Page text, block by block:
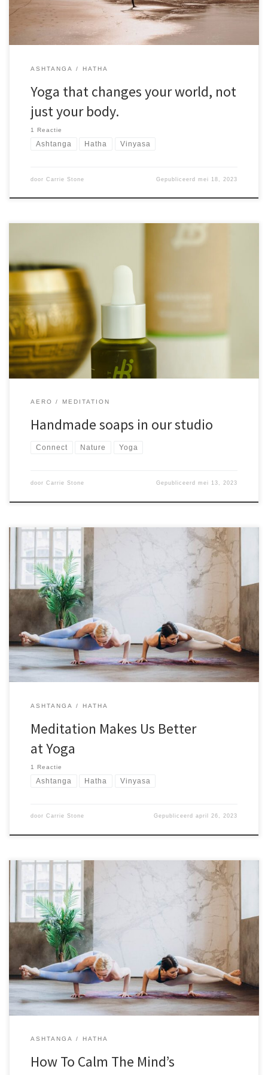
tempora incidunt ut labore et dolore magnam aliquam quaerat
voluptatem. Ut enim ad minima veniam, quis nostrum
exercitationem ullam corporis suscipit laboriosam, aute irure dolor
in reprehenderit voluptate velit nisi ut
ASHTANGA HATHA
Yoga that changes your world, not
just your body.
1 Reactie
Ashtanga Hatha Vinyasa
door Carrie Stone Gepubliceerdmei 18, 2023
Sed ut perspiciatis unde omnis iste natus error sit voluptatem.
ipsa quae ab illo inventore veritatis et quasi architecto beatae
vitae dicta sunt explicabo. Nemo enim ipsam voluptatem quia
voluptas sit aspernatur aut odit aut fugit, sed quia consequuntur
magni dolores eos qui ratione voluptatem sequi nesciunt. Neque
porro quisquam est, qui dolorem ipsum quia dolor sit amet,
consectetur, adipisci velit, sed quia non numquam eius modi
tempora incidunt ut labore et dolore magnam aliquam quaerat
voluptatem. Ut enim ad minima veniam, quis nostrum
exercitationem ullam corporis suscipit laboriosam, aute irure dolor
in reprehenderit voluptate velit nisi ut
AERO MEDITATION
Handmade soaps in our studio
Connect Nature Yoga
door Carrie Stone Gepubliceerdmei 13, 2023
Sed ut perspiciatis unde omnis iste natus error sit voluptatem.
accusantium doloremque laudantium, totam rem aperiam, eaque
ipsa quae ab illo inventore veritatis et quasi architecto beatae
vitae dicta sunt explicabo. Nemo enim ipsam voluptatem quia
voluptas sit aspernatur aut odit aut fugit, sed quia consequuntur
magni dolores eos qui ratione voluptatem sequi nesciunt. Neque
porro quisquam est, qui dolorem ipsum quia dolor sit amet,
consectetur, adipisci velit, sed quia non numquam eius modi
tempora incidunt ut labore et dolore magnam aliquam quaerat
voluptatem. Ut enim ad minima veniam, quis nostrum
exercitationem ullam corporis suscipit
ASHTANGA HATHA
Meditation Makes Us Better
at Yoga
1 Reactie
Ashtanga Hatha Vinyasa
door Carrie Stone Gepubliceerdapril 26, 2023
Sed ut perspiciatis unde omnis iste natus error sit voluptatem.
accusantium doloremque laudantium, totam rem aperiam, eaque
ipsa quae ab illo inventore veritatis et quasi architecto beatae
vitae dicta sunt explicabo. Nemo enim ipsam voluptatem quia
voluptas sit aspernatur aut odit aut fugit, sed quia consequuntur
magni dolores eos qui ratione voluptatem sequi nesciunt. Neque
porro quisquam est, qui dolorem ipsum quia dolor sit amet,
consectetur, adipisci velit, sed quia non numquam eius modi
tempora incidunt ut labore et dolore magnam aliquam quaerat
voluptatem. Ut enim ad minima veniam, quis nostrum
exercitationem ullam corporis suscipit laboriosam, aute irure dolor
in reprehenderit voluptate velit nisi ut
ASHTANGA HATHA
How To Calm The Mind’s